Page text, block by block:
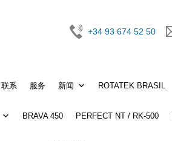
+34 93 674 52 50
联系 服务 新闻 ROTATEK BRASIL
BRAVA 450 PERFECT NT / RK-500